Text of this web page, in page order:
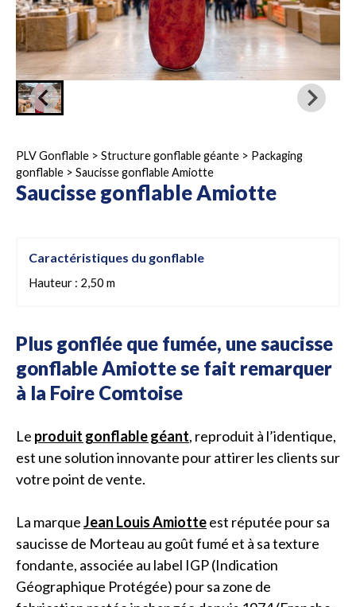
PLV Gonflable > Structure gonflable géante > Packaging
gonflable > Saucisse gonflable Amiotte
Saucisse gonflable Amiotte
Caractéristiques du gonflable
Hauteur : 2,50 m
Plus gonflée que fumée, une saucisse
gonflable Amiotte se fait remarquer
à la Foire Comtoise
Le produit gonflable géant, reproduit à l’identique,
est une solution innovante pour attirer les clients sur
votre point de vente.
La marqueJean Louis Amiotteest réputée pour sa
saucisse de Morteau au goût fumé et à sa texture
fondante, associée au label IGP (Indication
Géographique Protégée) pour sa zone de